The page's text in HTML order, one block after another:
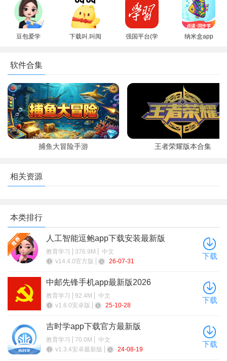
机版
新版
最新版
官方正版手
机版
豆包爱学
下载叫.叫阅
强国平台(学
纳米盒app
软件合集
捕鱼大冒险手游 王者荣耀版本合集
相关资源
本类排行
人工智能逗鲍app下载安装最新版
教育学习 376.9M
中文
v14.4.0官方版
26-07-31
下载
中邮先锋手机app最新版2026
教育学习 92.4M
中文
v1.6.0安卓版
25-10-28
下载
吉时学app下载官方最新版
教育学习 70.0M
中文
v1.3.4安卓最新版
24-08-19
下载